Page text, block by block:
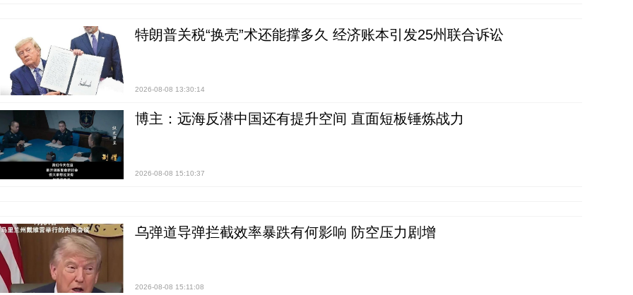
特朗普关税“换壳”术还能撑多久 经济账本引发25州联合诉讼
2026-08-08 13:30:14
博主：远海反潜中国还有提升空间 直面短板锤炼战力
2026-08-08 15:10:37
乌弹道导弹拦截效率暴跌有何影响 防空压力剧增
2026-08-08 15:11:08